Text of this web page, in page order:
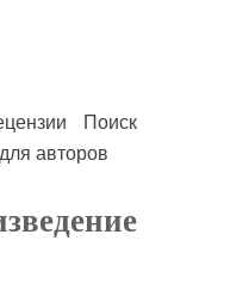
Поиск
авторов